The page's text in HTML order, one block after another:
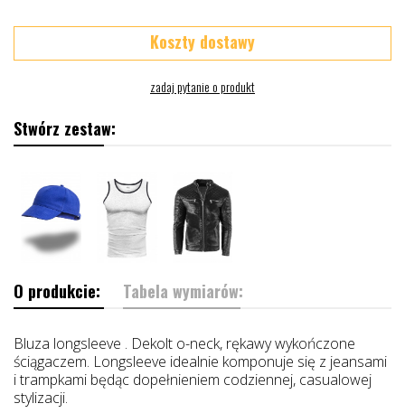
Koszty dostawy
Stwórz zestaw:
O produkcie: Tabela wymiarów:
Bluza longsleeve . Dekolt o-neck, rękawy wykończone
ściągaczem. Longsleeve idealnie komponuje się z jeansami
i trampkami będąc dopełnieniem codziennej, casualowej
stylizacji.